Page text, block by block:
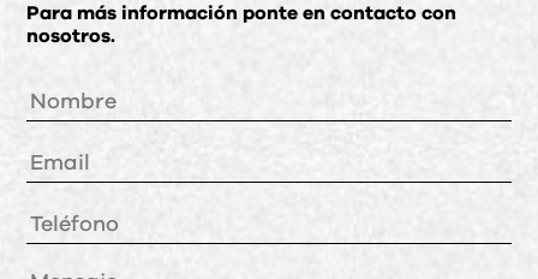
Para más información ponte en contacto con
nosotros.